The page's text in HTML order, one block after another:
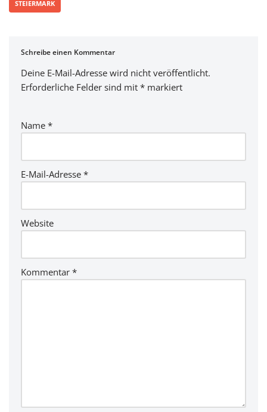
STEIERMARK
Schreibe einen Kommentar
Deine E-Mail-Adresse wird nicht veröffentlicht.
Erforderliche Felder sind mit * markiert
Name *
E-Mail-Adresse *
Website
Kommentar *